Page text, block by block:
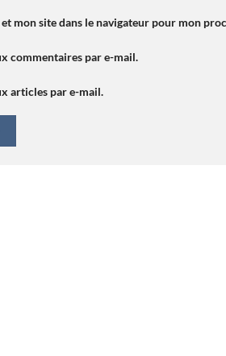
mon site dans le navigateur pour mon
commentaires par e-mail.
articles par e-mail.